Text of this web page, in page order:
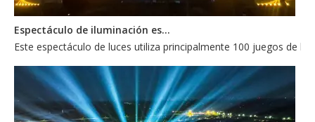
Este espectáculo de luces utiliza principalmente 100 juegos de